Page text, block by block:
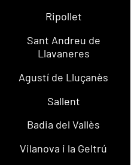
Ripollet
Sant Andreu de
Llavaneres
Agustí de Lluçanès
Sallent
Badia del Vallès
Vilanova i la Geltrú